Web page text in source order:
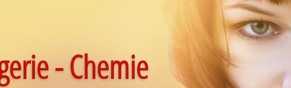
- Chemie